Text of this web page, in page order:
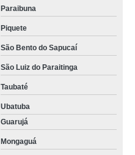
Paraibuna
Piquete
São Bento do Sapucaí
São Luiz do Paraitinga
Taubaté
Ubatuba
Guarujá
Mongaguá